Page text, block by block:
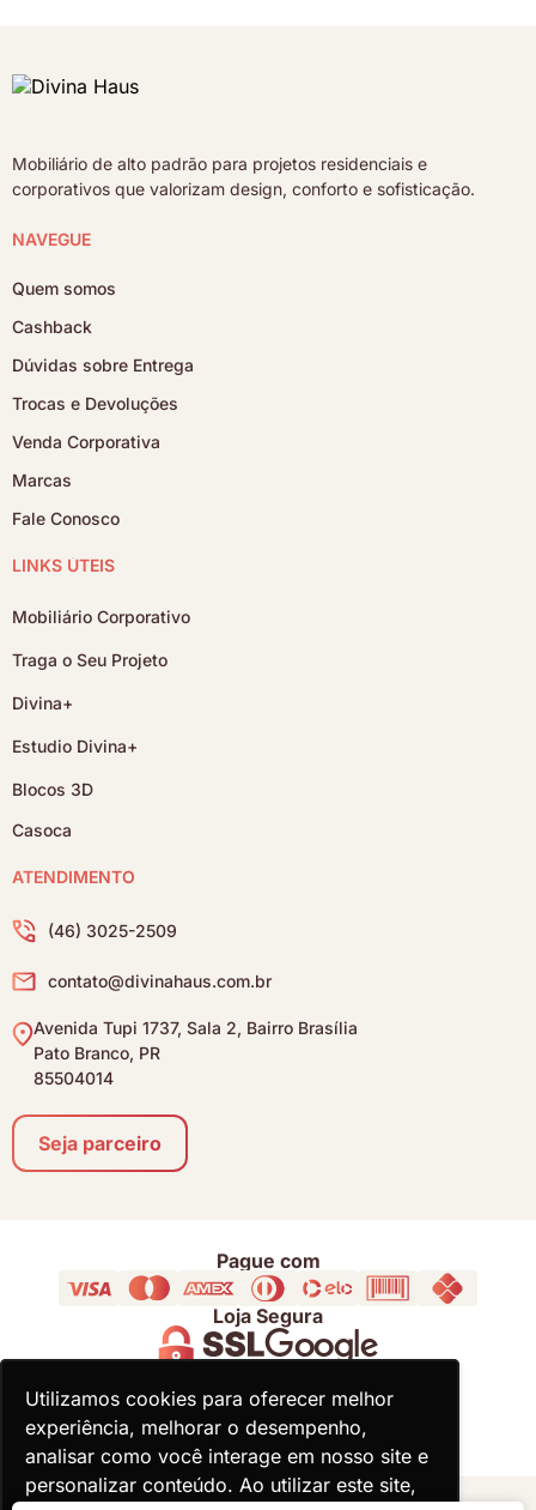
Utilizamos cookies para oferecer melhor
experiência, melhorar o desempenho,
analisar como você interage em nosso site e
personalizar conteúdo. Ao utilizar este site,
Utilizamos cookies para oferecer melhor
experiência, melhorar o desempenho,
analisar como você interage em nosso site e
personalizar conteúdo. Ao utilizar este site,
Mobiliário de alto padrão para projetos residenciais e
corporativos que valorizam design, conforto e sofisticação.
NAVEGUE
Quem somos
Cashback
Dúvidas sobre Entrega
Trocas e Devoluções
Venda Corporativa
Marcas
Fale Conosco
LINKS ÚTEIS
Mobiliário Corporativo
Traga o Seu Projeto
Divina+
Estudio Divina+
Blocos 3D
Casoca
ATENDIMENTO
(46) 3025-2509
contato@divinahaus.com.br
Avenida Tupi 1737, Sala 2, Bairro Brasília
Pato Branco, PR
85504014
Seja parceiro
Pague com
Loja Segura
Acompanhe